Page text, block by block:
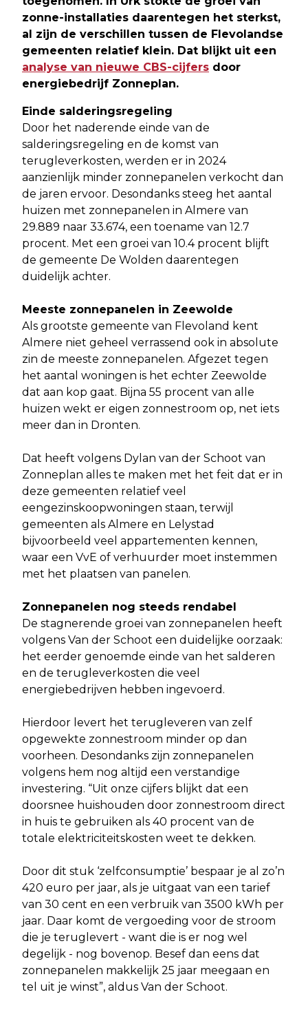
zonne-installaties daarentegen het sterkst,
al zijn de verschillen tussen de Flevolandse
gemeenten relatief klein. Dat blijkt uit een
analyse van nieuwe CBS-cijfers door
energiebedrijf Zonneplan.
Einde salderingsregeling
Door het naderende einde van de
salderingsregeling en de komst van
terugleverkosten, werden er in 2024
aanzienlijk minder zonnepanelen verkocht dan
de jaren ervoor. Desondanks steeg het aantal
huizen met zonnepanelen in Almere van
29.889 naar 33.674, een toename van 12.7
procent. Met een groei van 10.4 procent blijft
de gemeente De Wolden daarentegen
duidelijk achter.
Meeste zonnepanelen in Zeewolde
Als grootste gemeente van Flevoland kent
Almere niet geheel verrassend ook in absolute
zin de meeste zonnepanelen. Afgezet tegen
het aantal woningen is het echter Zeewolde
dat aan kop gaat. Bijna 55 procent van alle
huizen wekt er eigen zonnestroom op, net iets
meer dan in Dronten.
Dat heeft volgens Dylan van der Schoot van
Zonneplan alles te maken met het feit dat er in
deze gemeenten relatief veel
eengezinskoopwoningen staan, terwijl
gemeenten als Almere en Lelystad
bijvoorbeeld veel appartementen kennen,
waar een VvE of verhuurder moet instemmen
met het plaatsen van panelen.
Zonnepanelen nog steeds rendabel
De stagnerende groei van zonnepanelen heeft
volgens Van der Schoot een duidelijke oorzaak:
het eerder genoemde einde van het salderen
en de terugleverkosten die veel
energiebedrijven hebben ingevoerd.
Hierdoor levert het terugleveren van zelf
opgewekte zonnestroom minder op dan
voorheen. Desondanks zijn zonnepanelen
volgens hem nog altijd een verstandige
investering. “Uit onze cijfers blijkt dat een
doorsnee huishouden door zonnestroom direct
in huis te gebruiken als 40 procent van de
totale elektriciteitskosten weet te dekken.
Door dit stuk ‘zelfconsumptie’ bespaar je al zo’n
420 euro per jaar, als je uitgaat van een tarief
van 30 cent en een verbruik van 3500 kWh per
jaar. Daar komt de vergoeding voor de stroom
die je teruglevert - want die is er nog wel
degelijk - nog bovenop. Besef dan eens dat
zonnepanelen makkelijk 25 jaar meegaan en
tel uit je winst”, aldus Van der Schoot.